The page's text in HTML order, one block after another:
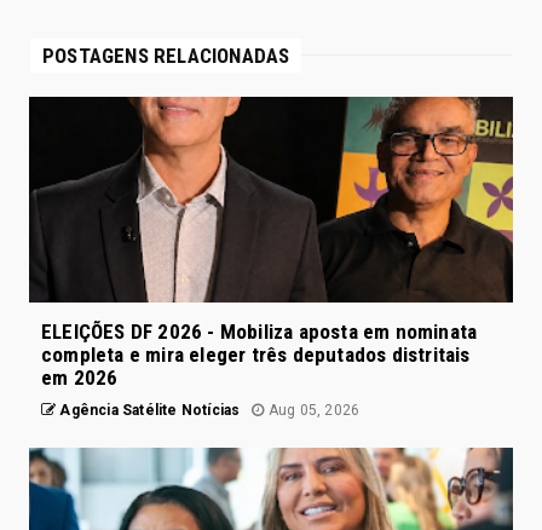
POSTAGENS RELACIONADAS
ELEIÇÕES DF 2026 - Mobiliza aposta em nominata
completa e mira eleger três deputados distritais
em 2026
Agência Satélite Notícias Aug 05, 2026